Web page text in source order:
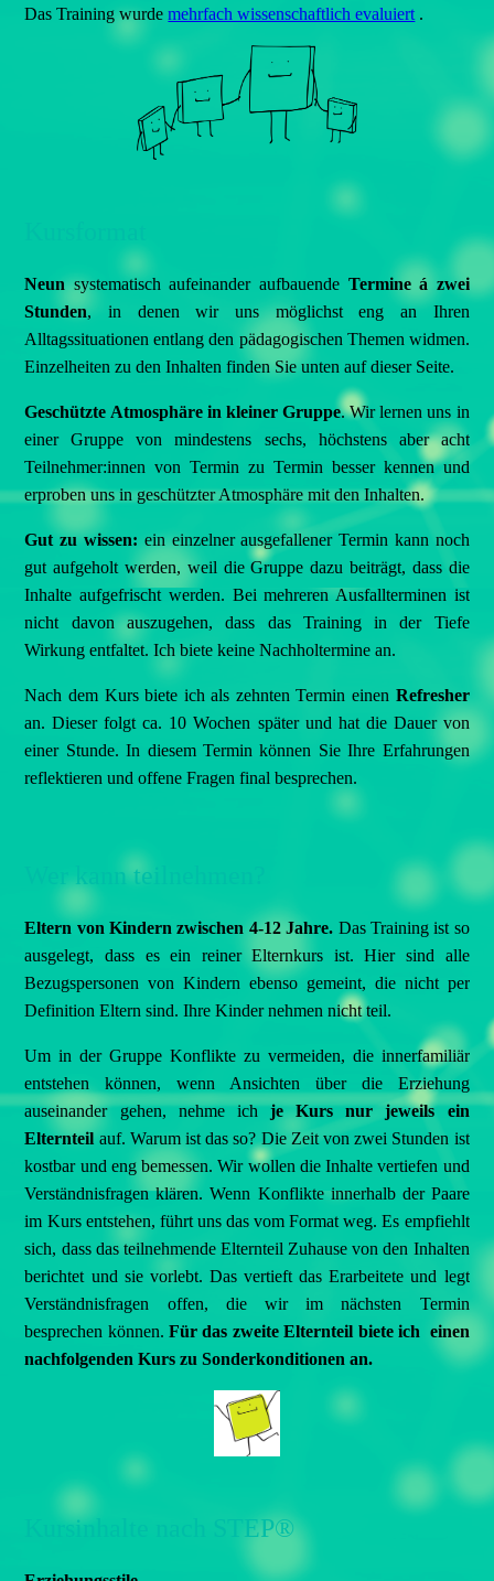
Das Training wurdemehrfach wissenschaftlich evaluiert .
Neunsystematisch aufeinander aufbauende Termine á zwei
Stunden, in denen wir uns möglichst eng an Ihren
Alltagssituationen entlang den pädagogischen Themen widmen.
Einzelheiten zu den Inhalten finden Sie unten auf dieser Seite.
Geschützte Atmosphäre in kleiner Gruppe. Wir lernen uns in
einer Gruppe von mindestens sechs, höchstens aber acht
Teilnehmer:innen von Termin zu Termin besser kennen und
erproben uns in geschützter Atmosphäre mit den Inhalten.
Gut zu wissen: ein einzelner ausgefallener Termin kann noch
gut aufgeholt werden, weil die Gruppe dazu beiträgt, dass die
Inhalte aufgefrischt werden. Bei mehreren Ausfallterminen ist
nicht davon auszugehen, dass das Training in der Tiefe
Wirkung entfaltet. Ich biete keine Nachholtermine an.
Nach dem Kurs biete ich als zehnten Termin einen Refresher
an. Dieser folgt ca. 10 Wochen später und hat die Dauer von
einer Stunde. In diesem Termin können Sie Ihre Erfahrungen
reflektieren und offene Fragen final besprechen.
Wer kann teilnehmen?
Eltern von Kindern zwischen 4-12 Jahre. Das Training ist so
ausgelegt, dass es ein reiner Elternkurs ist. Hier sind alle
Bezugspersonen von Kindern ebenso gemeint, die nicht per
Definition Eltern sind. Ihre Kinder nehmen nicht teil.
Um in der Gruppe Konflikte zu vermeiden, die innerfamiliär
entstehen können, wenn Ansichten über die Erziehung
auseinander gehen, nehme ichje Kurs nur jeweils ein
Elternteilauf. Warum ist das so? Die Zeit von zwei Stunden ist
kostbar und eng bemessen. Wir wollen die Inhalte vertiefen und
Verständnisfragen klären. Wenn Konflikte innerhalb der Paare
im Kurs entstehen, führt uns das vom Format weg. Es empfiehlt
sich, dass das teilnehmende Elternteil Zuhause von den Inhalten
berichtet und sie vorlebt. Das vertieft das Erarbeitete und legt
Verständnisfragen offen, die wir im nächsten Termin
besprechen können.Für das zweite Elternteil biete ich einen
nachfolgenden Kurs zu Sonderkonditionen an.
Kursinhalte nach STEP®